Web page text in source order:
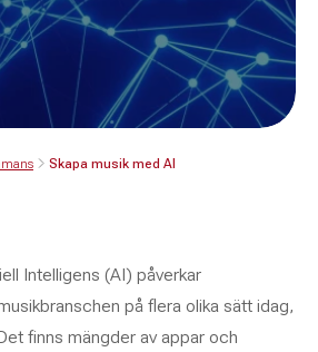
Skapa musik med AI
Intelligens (AI) påverkar
på flera olika sätt idag,
finns mängder av appar och